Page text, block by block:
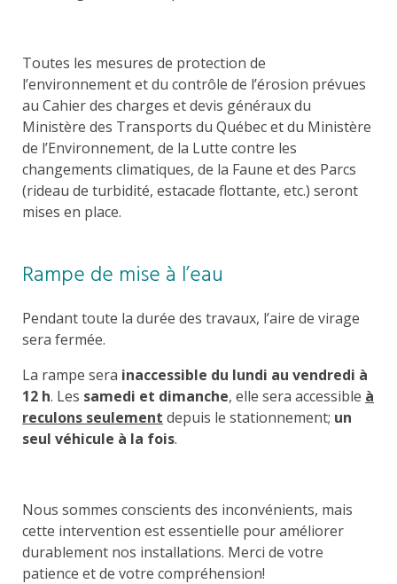
Toutes les mesures de protection de
l’environnement et du contrôle de l’érosion prévues
au Cahier des charges et devis généraux du
Ministère des Transports du Québec et du Ministère
de l’Environnement, de la Lutte contre les
changements climatiques, de la Faune et des Parcs
(rideau de turbidité, estacade flottante, etc.) seront
mises en place.
Rampe de mise à l’eau
Pendant toute la durée des travaux, l’aire de virage
sera fermée.
La rampe sera inaccessible du lundi au vendredi à
12 h. Les samedi et dimanche, elle sera accessible à
reculons seulement depuis le stationnement; un
seul véhicule à la fois.
Nous sommes conscients des inconvénients, mais
cette intervention est essentielle pour améliorer
durablement nos installations. Merci de votre
patience et de votre compréhension!